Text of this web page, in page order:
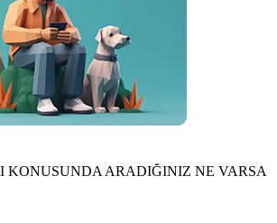
KONUSUNDA ARADIĞINIZ NE VARSA